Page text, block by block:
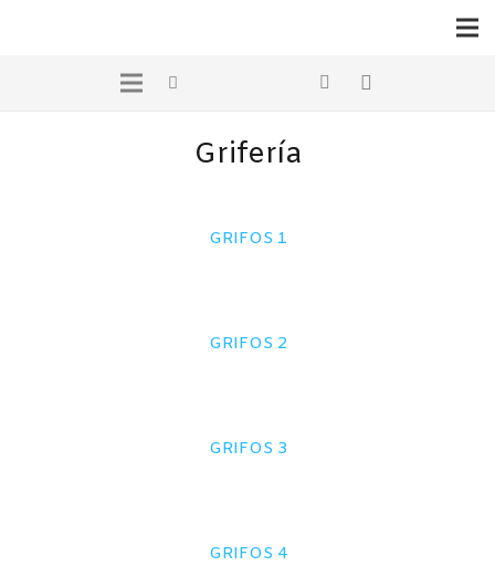
Grifería
GRIFOS 1
GRIFOS 2
GRIFOS 3
GRIFOS 4